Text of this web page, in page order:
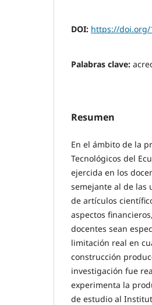
DOI: https://doi.org/
Palabras clave:
Resumen
En el ámbito de la
Tecnológicos del
ejercida en los
semejante al de las
de artículos
aspectos
docentes sean
limitación real en
construcción
investigación fue
experimenta la
de estudio al